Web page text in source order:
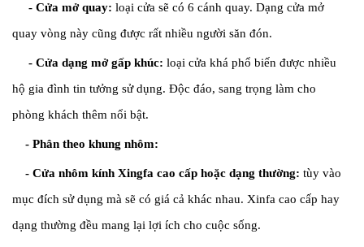
- Cửa mở quay: loại cửa sẽ có 6 cánh quay. Dạng cửa mở
quay vòng này cũng được rất nhiều người săn đón.
- Cửa dạng mở gấp khúc: loại cửa khá phổ biến được nhiều
hộ gia đình tin tưởng sử dụng. Độc đáo, sang trọng làm cho
phòng khách thêm nổi bật.
- Phân theo khung nhôm:
- Cửa nhôm kính Xingfa cao cấp hoặc dạng thường: tùy vào
mục đích sử dụng mà sẽ có giá cả khác nhau. Xinfa cao cấp hay
dạng thường đều mang lại lợi ích cho cuộc sống.